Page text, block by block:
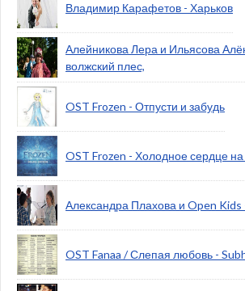
Владимир Карафетов - Харьков
Алейникова Лера и Ильясова
волжский плес,
OST Frozen - Отпусти и забудь
OST Frozen - Холодное сердце на
Александра Плахова и Open Kids
OST Fanaa / Слепая любовь -